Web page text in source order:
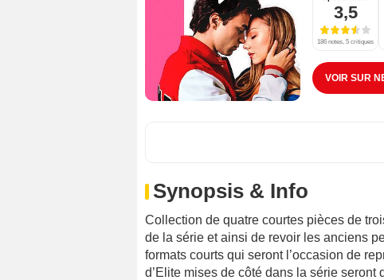
3,5
186 notes, 5 critiques
VOIR SUR
Synopsis & Info
Collection de quatre courtes pièces de
de la série et ainsi de revoir les anciens
formats courts qui seront l’occasion de
d’Elite mises de côté dans la série seront